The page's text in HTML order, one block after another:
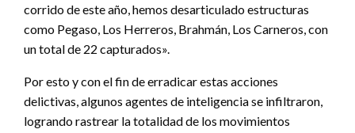
corrido de este año, hemos desarticulado estructuras
como Pegaso, Los Herreros, Brahmán, Los Carneros, con
un total de 22 capturados».
Por esto y con el fin de erradicar estas acciones
delictivas, algunos agentes de inteligencia se infiltraron,
logrando rastrear la totalidad de los movimientos